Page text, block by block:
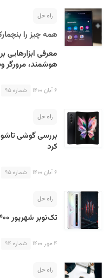
راه حل
همه چیز را
معرفی
هوشمند، مرورگر
۶ آبان ۱۴۰۰ شماره ۹۵
راه حل
کرد
۶ آبان ۱۴۰۰ شماره ۹۵
راه حل
تک‌نوبر شهریور ۱۴۰۰
۴ مهر ۱۴۰۰ شماره ۹۴
راه حل